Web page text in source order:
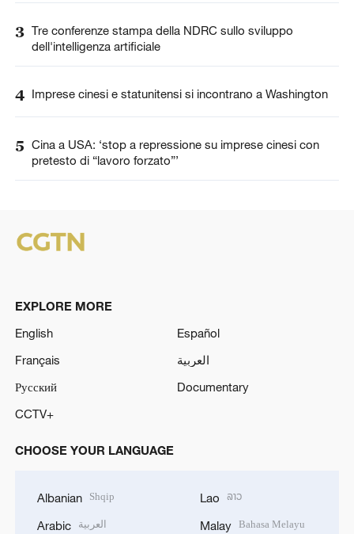
3 Tre conferenze stampa della NDRC sullo sviluppo
dell'intelligenza artificiale
4 Imprese cinesi e statunitensi si incontrano a Washington
5 Cina a USA: ‘stop a repressione su imprese cinesi con
pretesto di “lavoro forzato”’
EXPLORE MORE
English
Español
Français
العربية
Русский
Documentary
CCTV+
CHOOSE YOUR LANGUAGE
Albanian Shqip
Arabic العربية
Lao ລາວ
Malay Bahasa Melayu